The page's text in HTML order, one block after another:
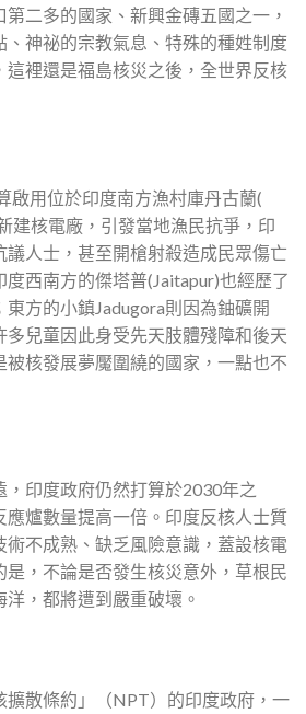
二多的國家、新興金磚五國之一，
神祕的宗教氣息、 特殊的種姓制度
裡還是福島核災之後， 全世界反核
啟用位於印度南方漁村庫丹古蘭(
建核電廠，引發當地漁民抗爭， 印
人士， 甚至開槍射殺造成民眾傷亡
度西南方的傑塔普(Jaitapur)也經歷了
東方的小鎮Jadugora則因為鈾礦開
多兒童因此身受先天肢體殘障和後天
被核發展夢魘圍繞的國家，一點也不
，印度政府仍然打算於2030年之
應爐數量提高一倍。印度反核人士質
術不成熟、缺乏風險意識，蓋設核電
是，不論是否發生核災意外， 草根民
，都將遭到嚴重破壞。
散條約」（NPT）的印度政府， 一